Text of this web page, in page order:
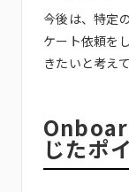
今後は、特定
ケート依頼を
きたいと考え
じたポ